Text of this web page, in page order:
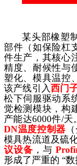
某头部橡塑
部件（如保险杠
件生产，其核心
精度、耐候性与
塑化、模具温控
该产线引入西门
松下伺服驱动系
觉检测模块，构
产能达6000件/天
DN温度控制器
模具热流道及硫
议设备 ，与
形成了严重的 “数